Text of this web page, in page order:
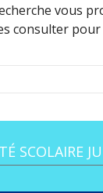
vous
consulter
SCOLAIRE